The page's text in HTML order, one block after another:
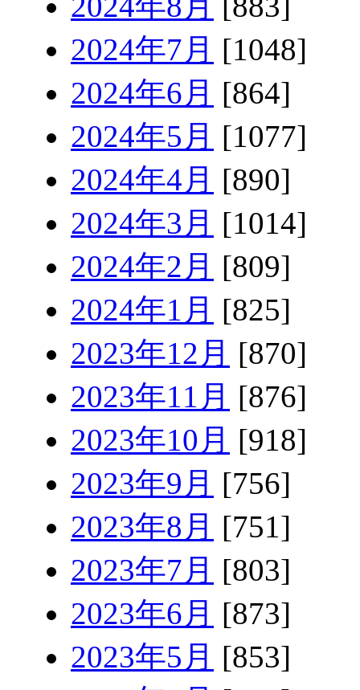
2024年7月 [1048]
2024年6月 [864]
2024年5月 [1077]
2024年4月 [890]
2024年3月 [1014]
2024年2月 [809]
2024年1月 [825]
2023年12月 [870]
2023年11月 [876]
2023年10月 [918]
2023年9月 [756]
2023年8月 [751]
2023年7月 [803]
2023年6月 [873]
2023年5月 [853]